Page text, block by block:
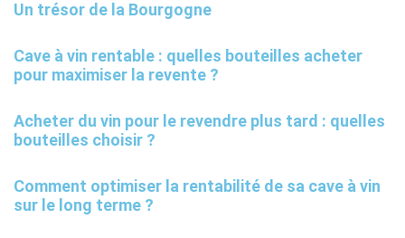
Un trésor de la Bourgogne
Cave à vin rentable : quelles bouteilles acheter
pour maximiser la revente ?
Acheter du vin pour le revendre plus tard : quelles
bouteilles choisir ?
Comment optimiser la rentabilité de sa cave à vin
sur le long terme ?